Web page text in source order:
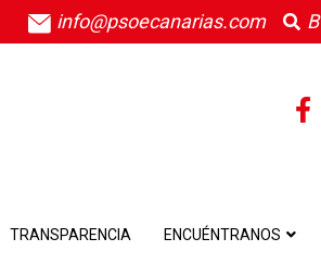
info@psoecanarias.com
TRANSPARENCIA ENCUÉNTRANOS